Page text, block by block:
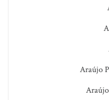
Araújo